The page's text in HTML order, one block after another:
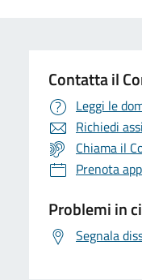
Contatta il
Leggi le
Richiedi
Chiama il
Prenota
Problemi in
Segnala